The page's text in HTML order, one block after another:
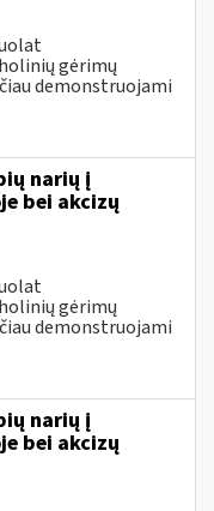
gėrimų
demonstruojami
narių į
bei akcizų
gėrimų
demonstruojami
narių į
bei akcizų